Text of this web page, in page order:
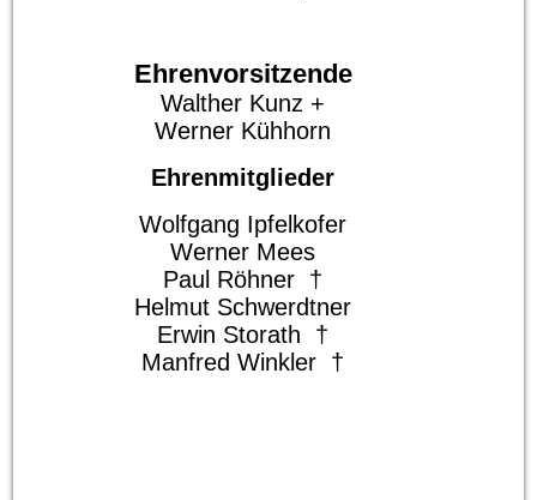
Ehrenvorsitzende
Walther Kunz +
Werner Kühhorn
Ehrenmitglieder
Wolfgang Ipfelkofer
Werner Mees
Paul Röhner †
Helmut Schwerdtner
Erwin Storath †
Manfred Winkler †